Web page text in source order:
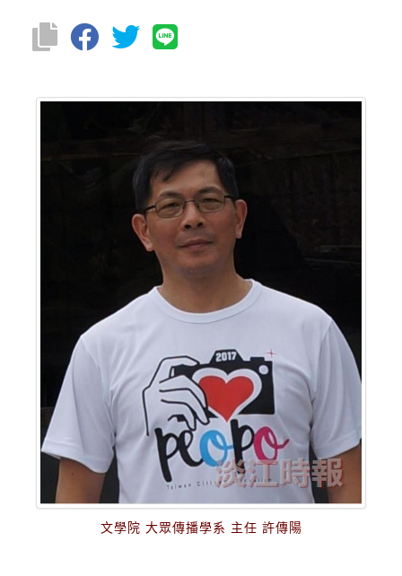
文學院 大眾傳播學系 主任 許傳陽